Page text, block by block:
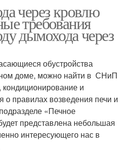
через кровлю
требования
дымохода через
обустройства
доме, можно найти в СНиП
и
правилах возведения печи и
«Печное
представлена небольшая
интересующего нас в